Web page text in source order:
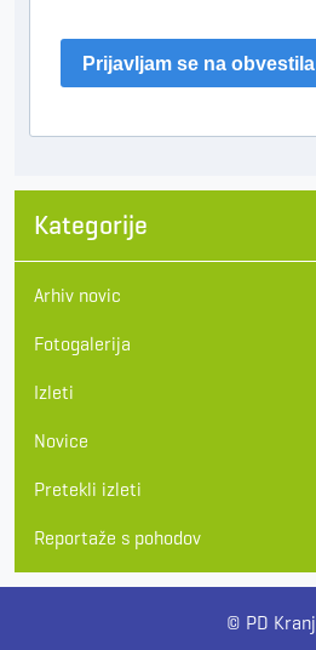
Prijavljam se na obvestila
Kategorije
Arhiv novic
Fotogalerija
Izleti
Novice
Pretekli izleti
Reportaže s pohodov
© PD Kranj